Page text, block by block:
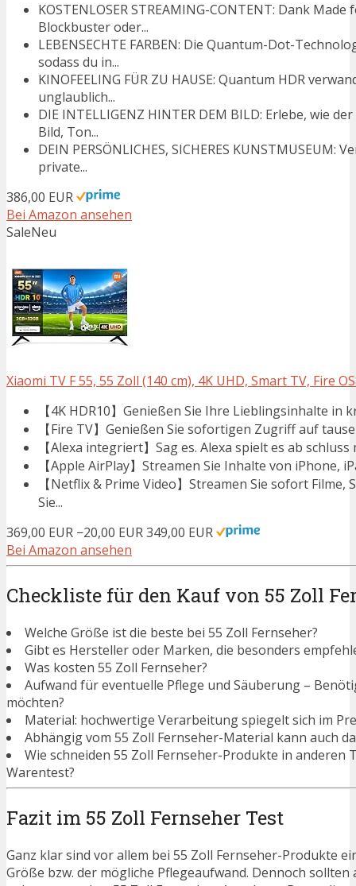
KOSTENLOSER STREAMING-CONTENT: Dank
Blockbuster oder...
LEBENSECHTE FARBEN: Die Quantum-Dot-
sodass du in...
KINOFEELING FÜR ZU HAUSE: Quantum HDR
unglaublich...
DIE INTELLIGENZ HINTER DEM BILD: Erlebe, wie
Bild, Ton...
DEIN PERSÖNLICHES, SICHERES
private...
386,00 EUR
Bei Amazon ansehen
SaleNeu
Xiaomi TV F 55, 55 Zoll (140 cm), 4K UHD, Smart TV, Fire
【4K HDR10】Genießen Sie Ihre Lieblingsinhalte
【Fire TV】Genießen Sie sofortigen Zugriff auf
【Alexa integriert】Sag es. Alexa spielt es ab
【Apple AirPlay】Streamen Sie Inhalte von iPhone,
【Netflix & Prime Video】Streamen Sie sofort
Sie...
369,00 EUR −20,00 EUR349,00 EUR
Bei Amazon ansehen
Checkliste für den Kauf von 55 Zoll
Welche Größe ist die beste bei 55 Zoll Fernseher?
Gibt es Hersteller oder Marken, die besonders
Was kosten 55 Zoll Fernseher?
Aufwand für eventuelle Pflege und Säuberung –
möchten?
Material: hochwertige Verarbeitung spiegelt sich im
Abhängig vom 55 Zoll Fernseher-Material kann auch
Wie schneiden 55 Zoll Fernseher-Produkte in
Warentest?
Fazit im 55 Zoll Fernseher Test
Ganz klar sind vor allem bei 55 Zoll Fernseher-Produkte
Größe bzw. der mögliche Pflegeaufwand. Dennoch